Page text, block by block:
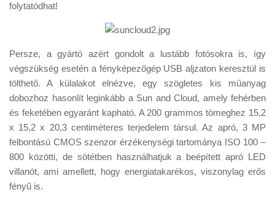
folytatódhat!
Persze, a gyártó azért gondolt a lustább fotósokra is, így
végszükség esetén a fényképezőgép USB aljzaton keresztül is
tölthető. A külalakot elnézve, egy szögletes kis műanyag
dobozhoz hasonlít leginkább a Sun and Cloud, amely fehérben
és feketében egyaránt kapható. A 200 grammos tömeghez 15,2
x 15,2 x 20,3 centiméteres terjedelem társul. Az apró, 3 MP
felbontású CMOS szenzor érzékenységi tartománya ISO 100 –
800 közötti, de sötétben használhatjuk a beépített apró LED
villanót, ami amellett, hogy energiatakarékos, viszonylag erős
fényű is.